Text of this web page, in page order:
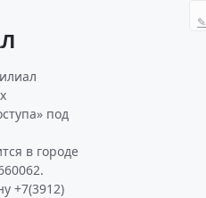
✎
под
в городе
+7(3912)